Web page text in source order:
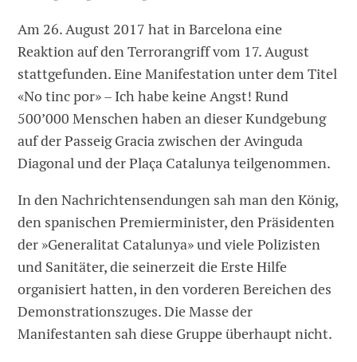
Am 26. August 2017 hat in Barcelona eine
Reaktion auf den Terrorangriff vom 17. August
stattgefunden. Eine Manifestation unter dem Titel
«No tinc por» – Ich habe keine Angst! Rund
500’000 Menschen haben an dieser Kundgebung
auf der Passeig Gracia zwischen der Avinguda
Diagonal und der Plaça Catalunya teilgenommen.
In den Nachrichtensendungen sah man den König,
den spanischen Premierminister, den Präsidenten
der »Generalitat Catalunya» und viele Polizisten
und Sanitäter, die seinerzeit die Erste Hilfe
organisiert hatten, in den vorderen Bereichen des
Demonstrationszuges. Die Masse der
Manifestanten sah diese Gruppe überhaupt nicht.